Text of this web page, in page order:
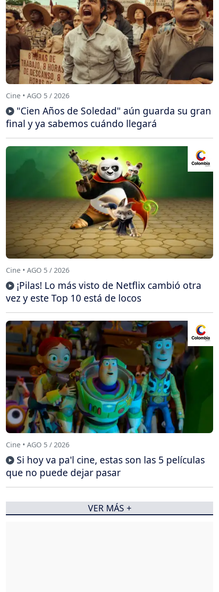
Cine • AGO 5 / 2026
"Cien Años de Soledad" aún guarda su gran
final y ya sabemos cuándo llegará
Cine • AGO 5 / 2026
¡Pilas! Lo más visto de Netflix cambió otra
vez y este Top 10 está de locos
Cine • AGO 5 / 2026
Si hoy va pa'l cine, estas son las 5 películas
que no puede dejar pasar
VER MÁS +